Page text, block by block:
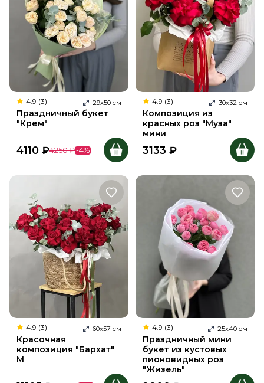
4.9 (3) 29х50 см
Праздничный букет
"Крем"
4110 ₽4250 ₽-4%
4.9 (3) 30х32 см
Композиция из
красных роз "Муза"
мини
3133 ₽
4.9 (3) 60х57 см
Красочная
композиция "Бархат"
M
4.9 (3) 25х40 см
Праздничный мини
букет из кустовых
пионовидных роз
"Жизель"